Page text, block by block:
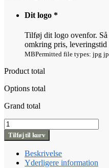
Dit logo *
Tilføj dit logo ovenfor.
omkring pris, leveringstid
MBPermitted file types: jpg
Product total
Options total
Grand total
Shopper
39
LH
antal
Tilføj til kurv
Beskrivelse
Yderligere information